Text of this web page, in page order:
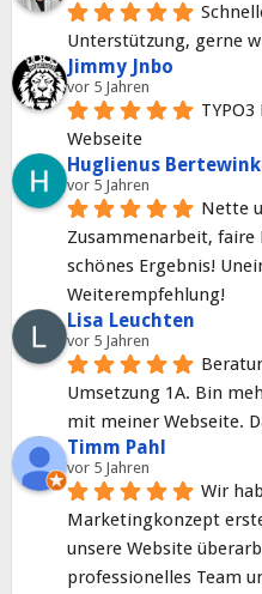
Unterstützung, gerne
Jimmy Jnbo
vor 5 Jahren
Webseite
Huglienus
vor 5 Jahren
Nette
Zusammenarbeit, faire
schönes Ergebnis!
Weiterempfehlung!
Lisa Leuchten
vor 5 Jahren
Umsetzung 1A. Bin
mit meiner Webseite.
Timm Pahl
vor 5 Jahren
Wir
Marketingkonzept
unsere Website
professionelles Team